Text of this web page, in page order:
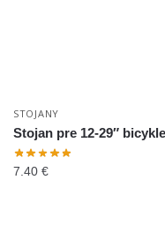
STOJANY
Stojan pre 12-29″
7.40 €